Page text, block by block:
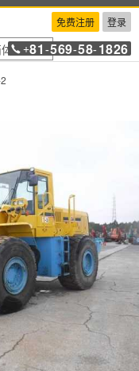
免费注册 登录
中文
+81 -569-58-1826